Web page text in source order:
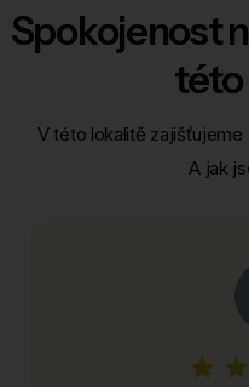
Spokojenost
této
V této lokalitě
A jak